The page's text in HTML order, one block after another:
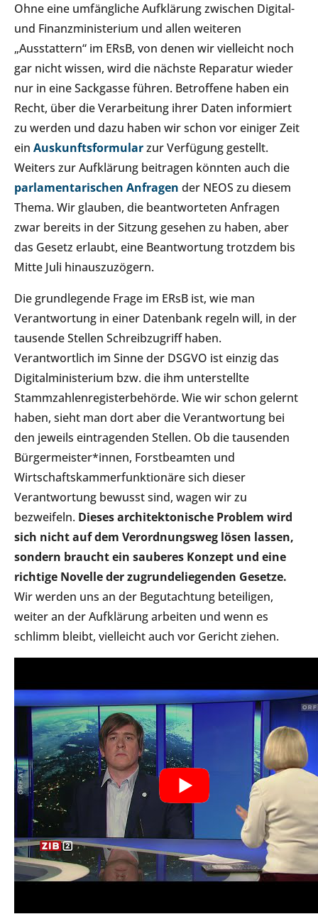
Ohne eine umfängliche Aufklärung zwischen Digital-
und Finanzministerium und allen weiteren
„Ausstattern“ im ERsB, von denen wir vielleicht noch
gar nicht wissen, wird die nächste Reparatur wieder
nur in eine Sackgasse führen. Betroffene haben ein
Recht, über die Verarbeitung ihrer Daten informiert
zu werden und dazu haben wir schon vor einiger Zeit
ein Auskunftsformularzur Verfügung gestellt.
Weiters zur Aufklärung beitragen könnten auch die
parlamentarischen Anfragen der NEOS zu diesem
Thema. Wir glauben, die beantworteten Anfragen
zwar bereits in der Sitzung gesehen zu haben, aber
das Gesetz erlaubt, eine Beantwortung trotzdem bis
Mitte Juli hinauszuzögern.
Die grundlegende Frage im ERsB ist, wie man
Verantwortung in einer Datenbank regeln will, in der
tausende Stellen Schreibzugriff haben.
Verantwortlich im Sinne der DSGVO ist einzig das
Digitalministerium bzw. die ihm unterstellte
Stammzahlenregisterbehörde. Wie wir schon gelernt
haben, sieht man dort aber die Verantwortung bei
den jeweils eintragenden Stellen. Ob die tausenden
Bürgermeister*innen, Forstbeamten und
Wirtschaftskammerfunktionäre sich dieser
Verantwortung bewusst sind, wagen wir zu
bezweifeln. Dieses architektonische Problem wird
sich nicht auf dem Verordnungsweg lösen lassen,
sondern braucht ein sauberes Konzept und eine
richtige Novelle der zugrundeliegenden Gesetze.
Wir werden uns an der Begutachtung beteiligen,
weiter an der Aufklärung arbeiten und wenn es
schlimm bleibt, vielleicht auch vor Gericht ziehen.